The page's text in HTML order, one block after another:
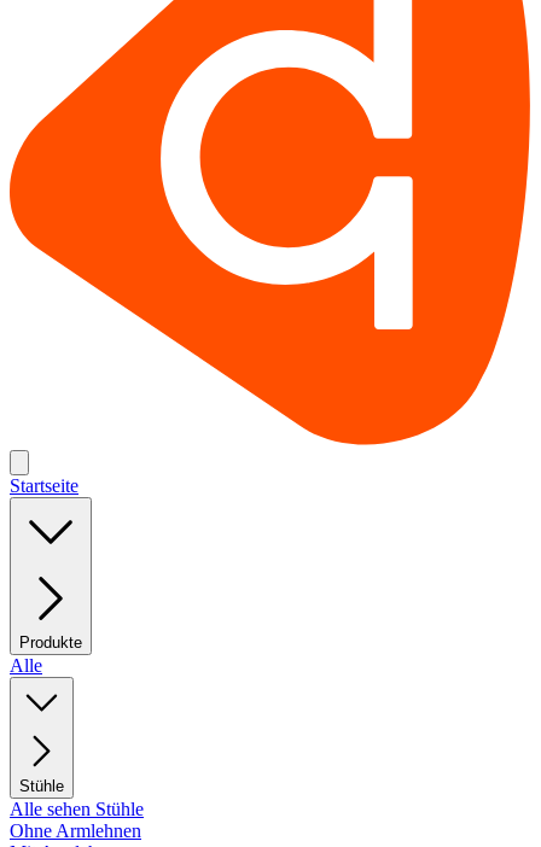
Startseite
Produkte
Alle
Stühle
Alle sehen Stühle
Ohne Armlehnen